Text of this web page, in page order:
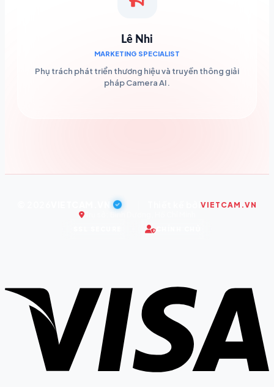
Lê Nhi
MARKETING SPECIALIST
Phụ trách phát triển thương hiệu và truyền thông giải
pháp Camera AI.
VIETCAM.VN
Trụ sở: Bình Dương, Hồ Chí Minh
CHÍNH CHỦ